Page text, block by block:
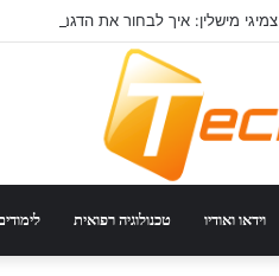
צמיגי מישלין: איך לבחור את הדגם הנכון
וידאו ואודיו טכנולוגיה רפואית